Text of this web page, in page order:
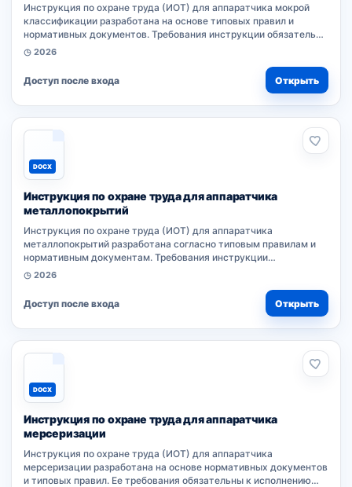
Инструкция по охране труда (ИОТ) для аппаратчика мокрой
классификации разработана на основе типовых правил и
нормативных документов. Требования инструкции обязательны
для работников организации при выполнении
◷ 2026
Доступ после входа Открыть
DOCX
Инструкция по охране труда для аппаратчика
металлопокрытий
Инструкция по охране труда (ИОТ) для аппаратчика
металлопокрытий разработана согласно типовым правилам и
нормативным документам. Требования инструкции
обязательны для работников организации при выполнении
◷ 2026
Доступ после входа Открыть
DOCX
Инструкция по охране труда для аппаратчика
мерсеризации
Инструкция по охране труда (ИОТ) для аппаратчика
мерсеризации разработана на основе нормативных документов
и типовых правил. Ее требования обязательны к исполнению